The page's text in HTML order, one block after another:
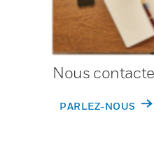
Nous
PARLEZ-NOUS